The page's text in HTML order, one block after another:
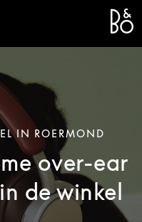
IN ROERMOND
over-ear
de winkel